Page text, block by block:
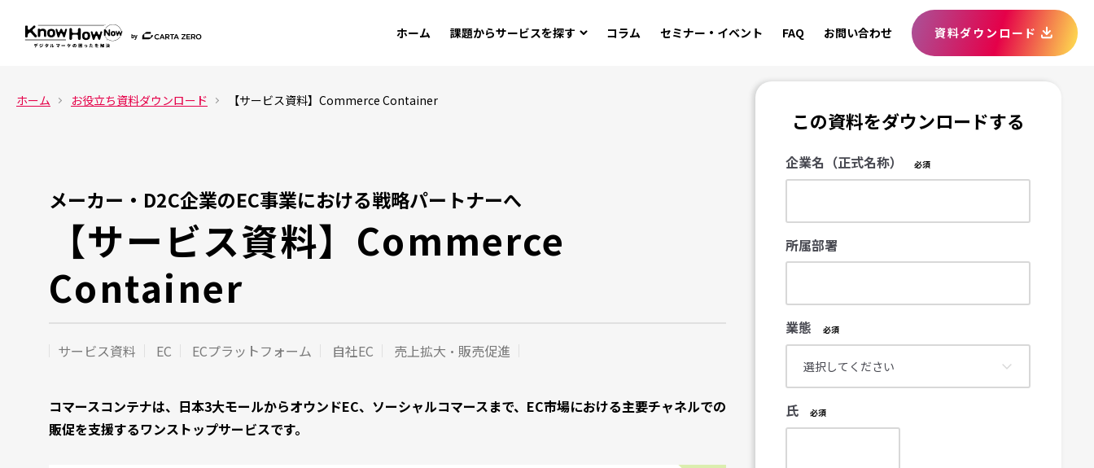
ホーム 課題からサービスを探す コラム セミナー・イベント FAQ お問い合わせ 資料ダウンロード
ホーム お役立ち資料ダウンロード 【サービス資料】Commerce Container
メーカー・D2C企業のEC事業における戦略パートナーへ
【サービス資料】Commerce
Container
サービス資料 EC ECプラットフォーム 自社EC 売上拡大・販売促進
コマースコンテナは、日本3大モールからオウンドEC、ソーシャルコマースまで、EC市場における主要チャネルでの
販促を支援するワンストップサービスです。
この資料をダウンロードする
企業名（正式名称）
所属部署
業態
氏